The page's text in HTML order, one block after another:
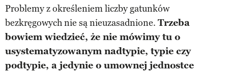
Problemy z określeniem liczby gatunków
bezkręgowych nie są nieuzasadnione. Trzeba
bowiem wiedzieć, że nie mówimy tu o
usystematyzowanym nadtypie, typie czy
podtypie, a jedynie o umownej jednostce